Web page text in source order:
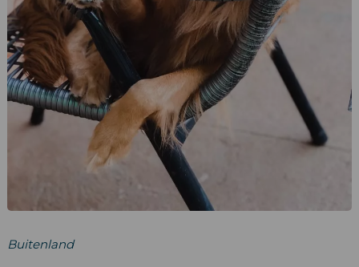
Buitenland